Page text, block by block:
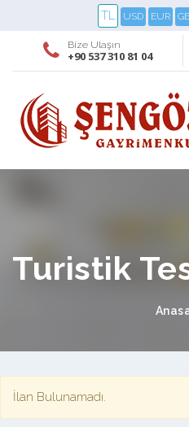
TL USD EUR
Bize Ulaşın
+90 537 310 81 04
Turistik
İlan Bulunamadı.